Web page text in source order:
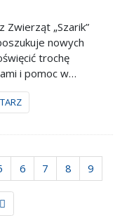
Zwierząt „Szarik”
nowych
trochę
i pomoc w
6 7 8 9